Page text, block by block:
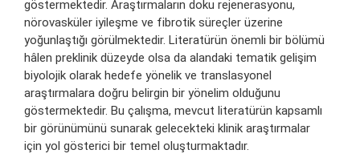
göstermektedir. Araştırmaların doku rejenerasyonu,
nörovasküler iyileşme ve fibrotik süreçler üzerine
yoğunlaştığı görülmektedir. Literatürün önemli bir bölümü
hâlen preklinik düzeyde olsa da alandaki tematik gelişim
biyolojik olarak hedefe yönelik ve translasyonel
araştırmalara doğru belirgin bir yönelim olduğunu
göstermektedir. Bu çalışma, mevcut literatürün kapsamlı
bir görünümünü sunarak gelecekteki klinik araştırmalar
için yol gösterici bir temel oluşturmaktadır.